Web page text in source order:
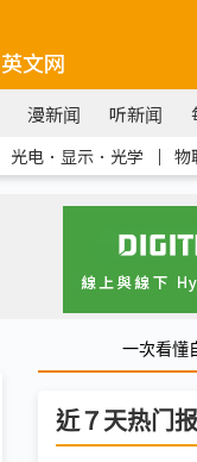
英文网
漫新闻 听新闻
光电．显示．光学 ｜ 物
一次看懂
近７天热门